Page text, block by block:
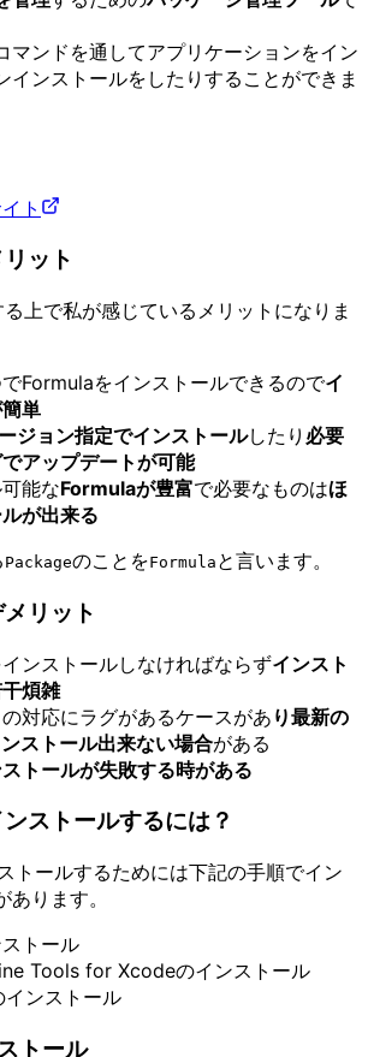
マンドを通してアプリケーションをイン
インストールをしたりすることができま
ト
ット
上で私が感じているメリットになりま
Formulaをインストールできるのでイ
単
ジョン指定でインストールしたり 必要
アップデートが可能
能なFormulaが豊富で必要なものはほ
が出来る
PackageのことをFormula と言います。
リット
ンストールしなければならずインスト
煩雑
対応にラグがあるケースがあ り最新の
ストール出来ない場合がある
トールが失敗する時がある
ストールするには？
トールするためには下記の手順でイン
ります。
トール
Tools for Xcodeのインストール
ンストール
トール